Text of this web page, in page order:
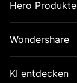
Hero Produkte
Wondershare
KI entdecken